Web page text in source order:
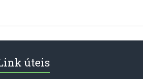
úteis